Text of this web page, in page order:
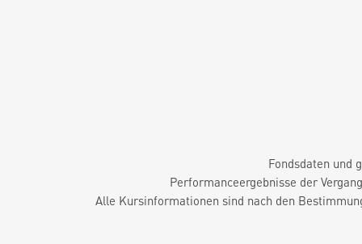
Fondsdaten und
Performanceergebnisse der
Alle Kursinformationen sind nach den